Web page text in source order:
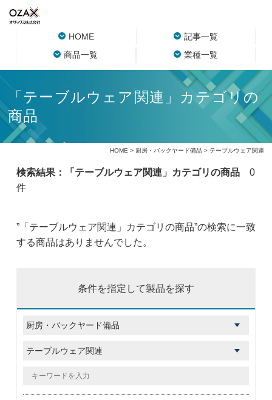
HOME
記事一覧
商品一覧
業種一覧
「テーブルウェア関連」カテゴリの
商品
HOME > 厨房・バックヤード備品> テーブルウェア関連
検索結果：「テーブルウェア関連」カテゴリの商品0
件
”「テーブルウェア関連」カテゴリの商品”の検索に一致
する商品はありませんでした。
条件を指定して製品を探す